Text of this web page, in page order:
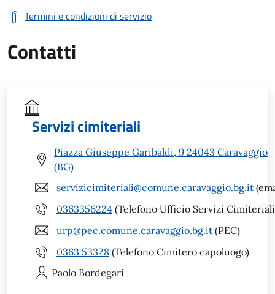
Termini e condizioni di servizio
Contatti
Servizi cimiteriali
Piazza Giuseppe Garibaldi, 9 24043 Caravaggio
(BG)
servizicimiteriali@comune.caravaggio.bg.it
0363356224 (Telefono Ufficio Servizi
urp@pec.comune.caravaggio.bg.it (PEC)
0363 53328 (Telefono Cimitero capoluogo)
Paolo Bordegari